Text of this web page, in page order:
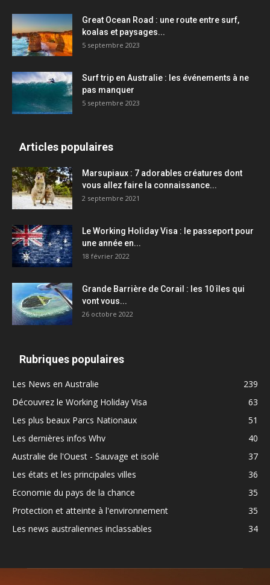
Great Ocean Road : une route entre surf,
koalas et paysages...
5 septembre 2023
Surf trip en Australie : les événements à ne
pas manquer
5 septembre 2023
Articles populaires
Marsupiaux : 7 adorables créatures dont
vous allez faire la connaissance...
2 septembre 2021
Le Working Holiday Visa : le passeport pour
une année en...
18 février 2022
Grande Barrière de Corail : les 10 îles qui
vont vous...
26 octobre 2022
Rubriques populaires
Les News en Australie
239
Découvrez le Working Holiday Visa
63
Les plus beaux Parcs Nationaux
51
Les dernières infos Whv
40
Australie de l'Ouest - Sauvage et isolé
37
Les états et les principales villes
36
Economie du pays de la chance
35
Protection et atteinte à l'environnement
35
Les news australiennes inclassables
34